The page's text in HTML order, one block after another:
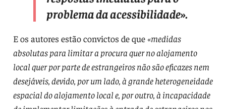
problema da acessibilidade».
E os autores estão convictos de que «medidas
absolutas para limitar a procura quer no alojamento
local quer por parte de estrangeiros não são eficazes nem
desejáveis, devido, por um lado, à grande heterogeneidade
espacial do alojamento local e, por outro, à incapacidade